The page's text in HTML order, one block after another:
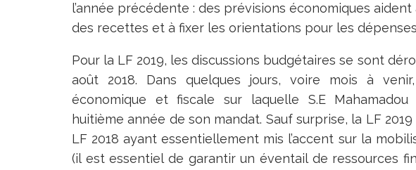
l’année précédente : des prévisions économiques
des recettes et à fixer les orientations pour les
Pour la LF 2019, les discussions budgétaires se sont
août 2018. Dans quelques jours, voire mois à
économique et fiscale sur laquelle S.E
huitième année de son mandat. Sauf surprise, la LF
LF 2018 ayant essentiellement mis l’accent sur la
(il est essentiel de garantir un éventail de ressources